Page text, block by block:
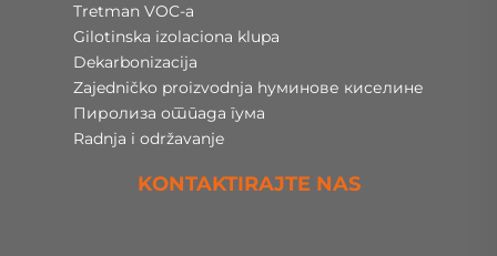
Tretman VOC-a
Gilotinska izolaciona klupa
Dekarbonizacija
Zajedničko proizvodnja hуминове киселине
Пиролиза отпада гума
Radnja i održavanje
KONTAKTIRAJTE NAS